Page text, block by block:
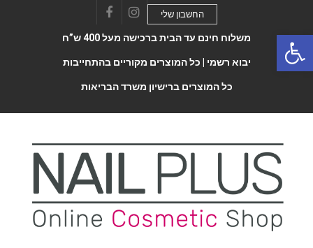
FacebookInstagram
החשבון שלי
משלוח חינם עד הבית ברכישה מעל 400 ש”ח
יבוא רשמי | כל המוצרים מקוריים בהתחייבות
כל המוצרים ברישיון משרד הבריאות